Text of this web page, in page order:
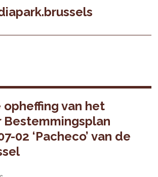
van het
Bestemmingsplan
02 ‘Pacheco’ van de